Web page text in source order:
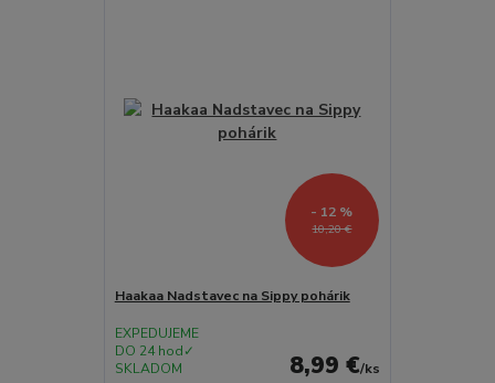
10,20 €
- 12 %
Haakaa Nadstavec na Sippy pohárik
8,99 €/ks
EXPEDUJEME
DO 24 hod✓
SKLADOM